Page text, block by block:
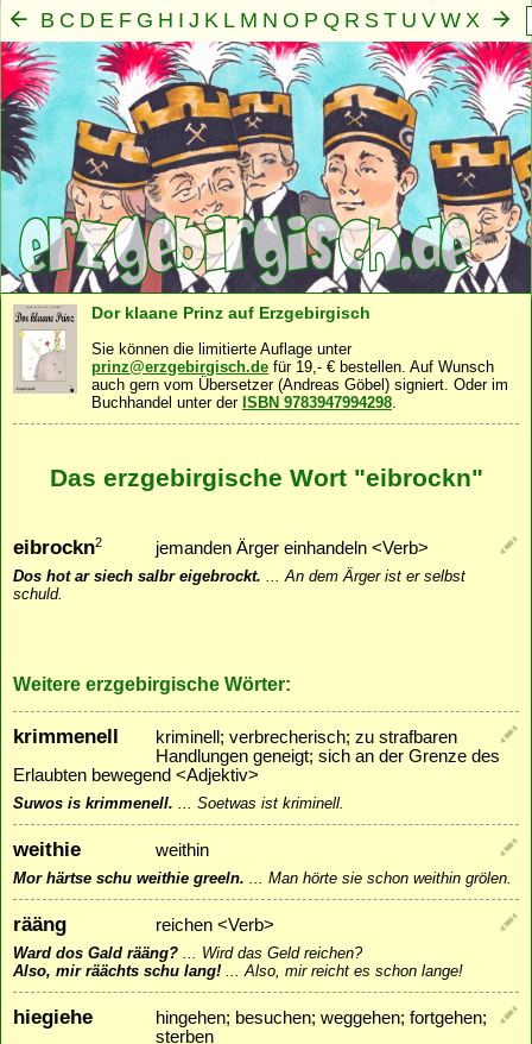
B C D E F G H I J K L M N O P Q R S T U V W X
Y Z A
Mensch·Seele·Geist ·Familie ·Gemeinschaft·
Dor klaane Prinz auf Erzgebirgisch
Sie können die limitierte Auflage unter
prinz@erzgebirgisch.de für 19,- € bestellen. Auf Wunsch
auch gern vom Übersetzer (Andreas Göbel) signiert. Oder im
Buchhandel unter der ISBN 9783947994298.
Das erzgebirgische Wort "eibrockn"
eibrockn2 jemanden Ärger einhandeln <Verb>
Dos hot ar siech salbr eigebrockt. ...An dem Ärger ist er selbst
schuld.
Weitere erzgebirgische Wörter:
krimmenell
kriminell; verbrecherisch; zu strafbaren
Handlungen geneigt; sich an der Grenze des
Erlaubten bewegend <Adjektiv>
Suwos is krimmenell. ... Soetwas ist kriminell.
weithie weithin
Mor härtse schu weithie greeln. ... Man hörte sie schon weithin grölen.
rääng reichen <Verb>
Ward dos Gald rääng? ... Wird das Geld reichen?
Also, mir räächts schu lang! ...Also, mir reicht es schon lange!
hiegiehe
hingehen; besuchen; weggehen; fortgehen;
sterben